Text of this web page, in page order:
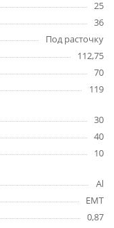
25
36
Под расточку
112,75
70
119
30
40
10
Al
EMT
0,87